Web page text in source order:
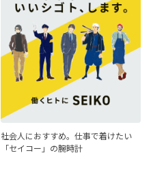
社会人におすすめ。仕事で着けたい
「セイコー」の腕時計